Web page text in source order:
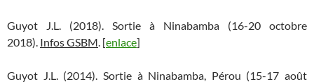
Guyot J.L. (2018). Sortie à Ninabamba (16-20 octobre
2018). Infos GSBM. [enlace]
Guyot J.L. (2014). Sortie à Ninabamba, Pérou (15-17 août